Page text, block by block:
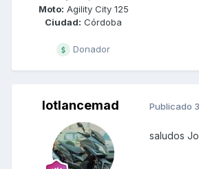
Moto: Agility City 125
Ciudad: Córdoba
Donador
lotlancemad Publicado
saludos